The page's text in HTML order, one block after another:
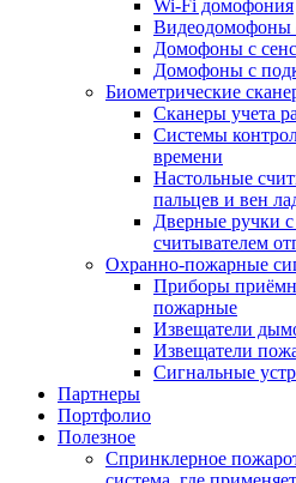
Wi-Fi домофония
Видеодомофоны
Домофоны с
Домофоны с
Биометрические
Сканеры учета
Системы
времени
Настольные
пальцев и вен
Дверные ручки
считывателем
Охранно-пожарные
Приборы
пожарные
Извещатели
Извещатели
Сигнальные
Партнеры
Портфолио
Полезное
Спринклерное